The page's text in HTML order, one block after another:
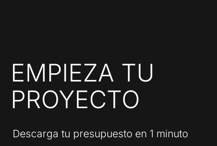
EMPIEZA TU
PROYECTO
Descarga tu presupuesto en 1 minuto